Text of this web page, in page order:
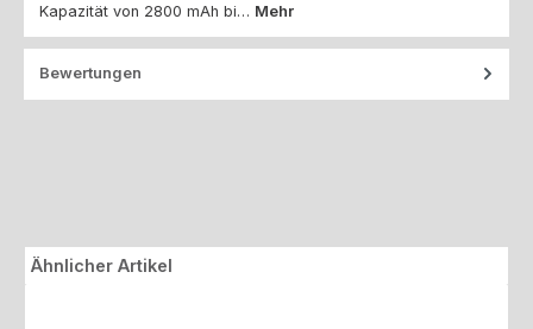
Kapazität von 2800 mAh bi… Mehr
Bewertungen
Produktgalerie überspringen
Ähnlicher Artikel